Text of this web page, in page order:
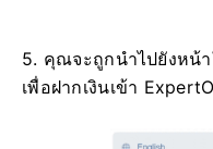
5. คุณจะถูกนำไปยังหน้
เพื่อฝากเงินเข้า